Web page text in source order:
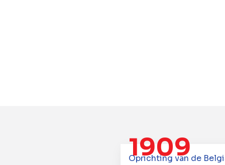
1909
Oprichting van de